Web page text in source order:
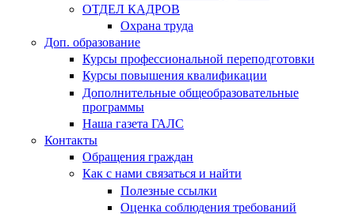
ОТДЕЛ КАДРОВ
Охрана труда
Доп. образование
Курсы профессиональной переподготовки
Курсы повышения квалификации
Дополнительные общеобразовательные
программы
Наша газета ГАЛС
Контакты
Обращения граждан
Как с нами связаться и найти
Полезные ссылки
Оценка соблюдения требований